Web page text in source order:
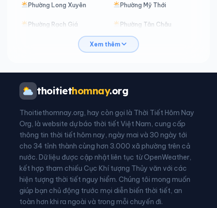
Phường Long Xuyên Phường Mỹ Thới
Phường Rạch Giá Phường Tân Châu
Phường Tịnh Biên
Phường Vĩnh Thông
Xã An Châu
Xã An Minh Xã An Phú
Xã Ba Chúc Xã Bình An
Xã Bình Giang Xã Bình Hòa
Xã Bình Mỹ Xã Bình Sơn
Xã Bình Thạnh Đông Xã Cần Đăng
Xem thêm
thoitiethomnay.org
Thoitiethomnay.org, hay còn gọi là Thời Tiết Hôm Nay
Org, là website dự báo thời tiết Việt Nam, cung cấp
thông tin thời tiết hôm nay, ngày mai và 30 ngày tới
cho 34 tỉnh thành cùng hơn 3.000 xã phường trên cả
nước. Dữ liệu được cập nhật liên tục từ OpenWeather,
kết hợp tham chiếu Cục Khí tượng Thủy văn với các
hiện tượng thời tiết nguy hiểm. Chúng tôi mong muốn
giúp bạn chủ động trước mọi diễn biến thời tiết, an
toàn hơn khi ra ngoài và trong mỗi chuyến đi.